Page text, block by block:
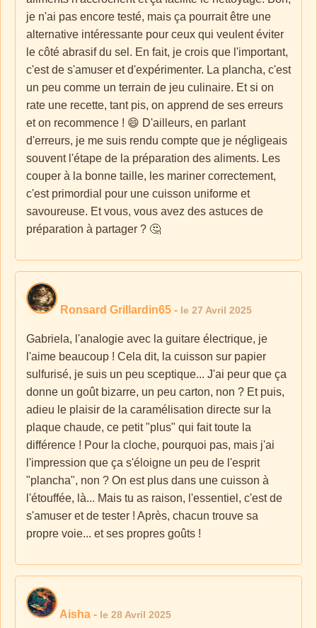
je n'ai pas encore testé, mais ça pourrait être une
alternative intéressante pour ceux qui veulent éviter
le côté abrasif du sel. En fait, je crois que l'important,
c'est de s'amuser et d'expérimenter. La plancha, c'est
un peu comme un terrain de jeu culinaire. Et si on
rate une recette, tant pis, on apprend de ses erreurs
et on recommence ! 😄 D'ailleurs, en parlant
d'erreurs, je me suis rendu compte que je négligeais
souvent l'étape de la préparation des aliments. Les
couper à la bonne taille, les mariner correctement,
c'est primordial pour une cuisson uniforme et
savoureuse. Et vous, vous avez des astuces de
préparation à partager ? 🤔
Ronsard Grillardin65 - le 27 Avril 2025
Gabriela, l'analogie avec la guitare électrique, je
l'aime beaucoup ! Cela dit, la cuisson sur papier
sulfurisé, je suis un peu sceptique... J'ai peur que ça
donne un goût bizarre, un peu carton, non ? Et puis,
adieu le plaisir de la caramélisation directe sur la
plaque chaude, ce petit "plus" qui fait toute la
différence ! Pour la cloche, pourquoi pas, mais j'ai
l'impression que ça s'éloigne un peu de l'esprit
"plancha", non ? On est plus dans une cuisson à
l'étouffée, là... Mais tu as raison, l'essentiel, c'est de
s'amuser et de tester ! Après, chacun trouve sa
propre voie... et ses propres goûts !
Aisha - le 28 Avril 2025